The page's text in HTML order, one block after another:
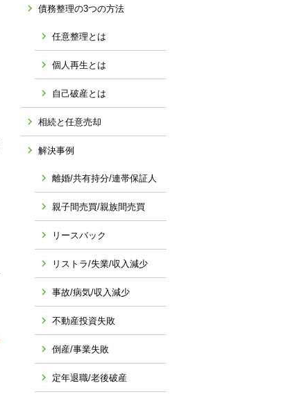
債務整理の3つの方法
任意整理とは
個人再生とは
自己破産とは
相続と任意売却
解決事例
離婚/共有持分/連帯保証人
親子間売買/親族間売買
リースバック
リストラ/失業/収入減少
事故/病気/収入減少
不動産投資失敗
倒産/事業失敗
定年退職/老後破産